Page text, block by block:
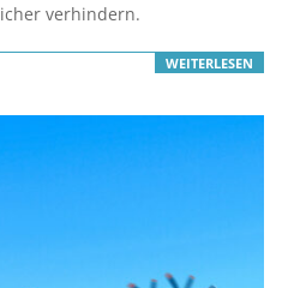
verhindern.
WEITERLESEN